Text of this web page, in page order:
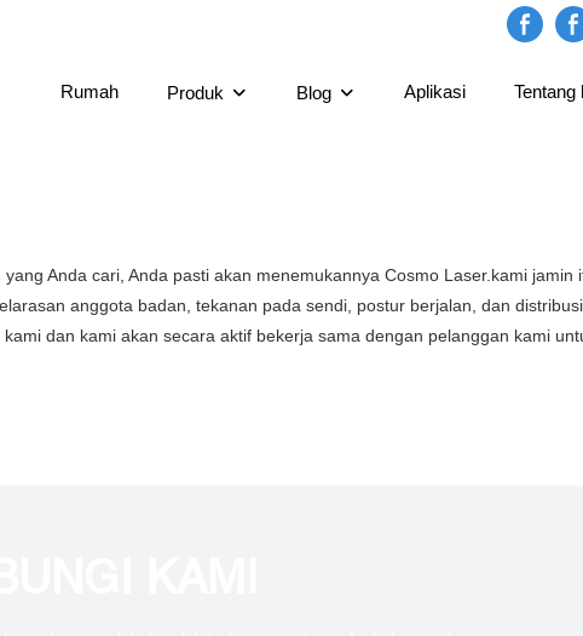
Rumah Produk Blog Aplikasi Tentang
Anda cari, Anda pasti akan menemukannya Cosmo Laser.kami jamin
anggota badan, tekanan pada sendi, postur berjalan, dan
dan kami akan secara aktif bekerja sama dengan pelanggan kami